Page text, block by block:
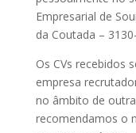
Empresarial de
da Coutada –
Os CVs recebidos
empresa
no âmbito de
recomendamos o